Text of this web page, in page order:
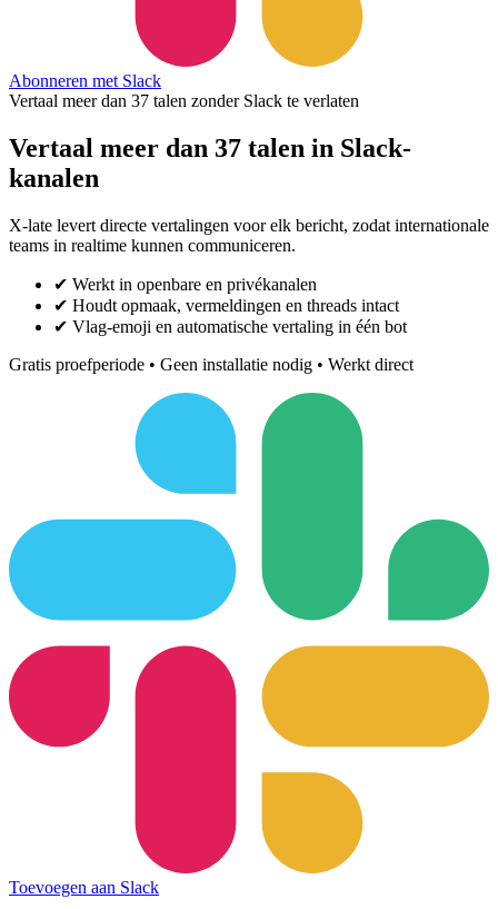
Abonneren met Slack
Vertaal meer dan 37 talen zonder Slack te verlaten
Vertaal meer dan 37 talen in Slack-
kanalen
X-late levert directe vertalingen voor elk bericht, zodat internationale
teams in realtime kunnen communiceren.
✔ Werkt in openbare en privékanalen
✔ Houdt opmaak, vermeldingen en threads intact
✔ Vlag-emoji en automatische vertaling in één bot
Gratis proefperiode • Geen installatie nodig • Werkt direct
Toevoegen aan Slack